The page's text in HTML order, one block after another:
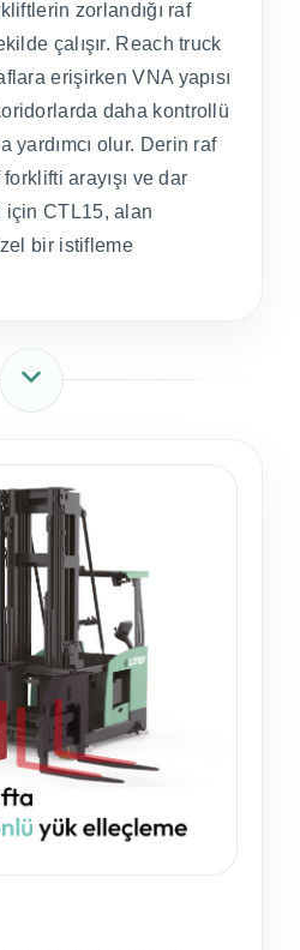
zorlandığı raf
çalışır. Reach truck
erişirken VNA yapısı
daha kontrollü
yardımcı olur. Derin raf
arayışı ve dar
için CTL15, alan
bir istifleme